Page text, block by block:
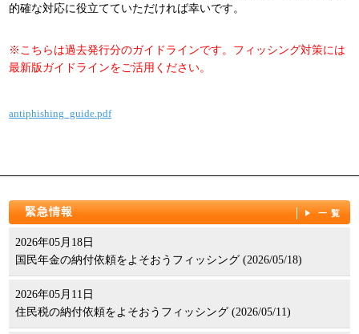
的確な対応に役立てていただければ幸いです。
※こちらは過去発行分のガイドラインです。フィッシング対策には
最新版ガイドラインをご活用ください。
antiphishing_guide.pdf
緊急情報 一覧
2026年05月18日
国民年金の納付依頼をよそおうフィッシング (2026/05/18)
2026年05月11日
住民税の納付依頼をよそおうフィッシング (2026/05/11)